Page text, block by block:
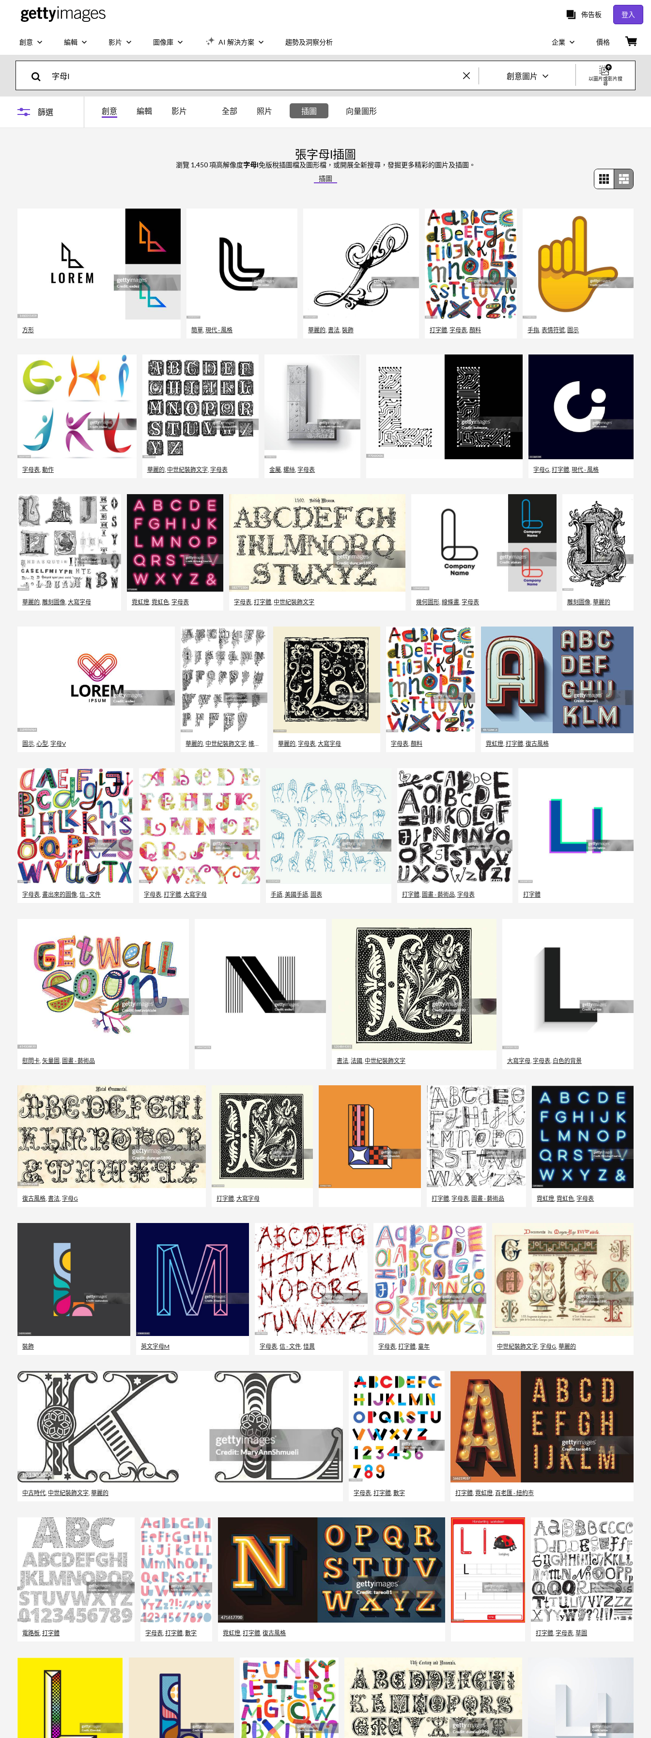
佈告板 登入
創意 編輯 影片 圖像庫 AI 解決方案 趨勢及洞察分析 企業 價格
創意圖片
創意
編輯
以圖片或影片搜
尋
篩選 創意 編輯 影片 全部 照片 插圖 向量圖形
張字母l插圖
瀏覽 1,450 項高解像度字母l免版稅插圖檔及圖形檔，或開展全新搜尋，發掘更多精彩的圖片及插圖。
插圖
方形 簡單 ,現代 - 風格 華麗的, 書法, 裝飾 打字體 ,字母表 ,顏料 手指 ,表情符號 圖示
字母表, 動作 華麗的, 中世紀裝飾文字, 字母表 金屬,螺絲,字母表 字母G,打字體,現代 - 風格
華麗的 雕刻圖像 大寫字母 霓虹燈, 霓虹色, 字母表 字母表 ,打字體 中世紀裝飾文字 幾何圖形 ,線條畫 ,字母表 雕刻圖像 華麗的
圖示, 心型, 字母V 華麗的, 中世紀裝飾文字,維多利亞女王時代風格 華麗的,字母表,大寫字母 字母表,顏料 霓虹燈, 打字體, 復古風格
字母表 畫出來的圖像 信 - 文件 字母表 打字體 大寫字母 手語, 美國手語, 圖表 打字體, 圖畫 - 藝術品 字母表 打字體
慰問卡, 矢量圖, 圖畫 - 藝術品 書法,法國, 中世紀裝飾文字 大寫字母, 字母表, 白色的背景
復古風格, 書法, 字母G 打字體, 大寫字母 打字體 ,字母表 圖畫 - 藝術品 霓虹燈 霓虹色 ,字母表
裝飾 英文字母M 字母表,信 - 文件,怪異 字母表,打字體,童年 中世紀裝飾文字,字母G,華麗的
中古時代 中世紀裝飾文字 華麗的 字母表 ,打字體 ,數字 打字體 霓虹燈 ,百老匯 - 紐約市
電路板, 打字體 字母表,打字體,數字 霓虹燈,打字體,復古風格 打字體,字母表,草圖